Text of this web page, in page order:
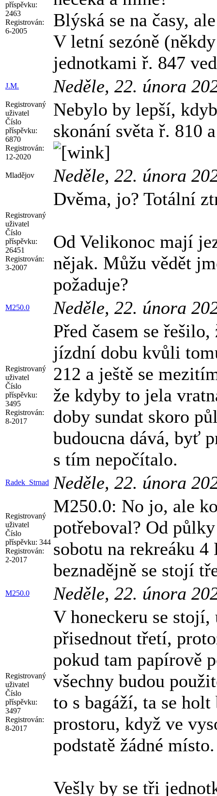
příspěvku:
2463
Registrován:
6-2005
Blýská se na časy,
V letní sezóně
jednotkami ř. 847
J.M. Neděle, 22. února
Registrovaný
uživatel
Číslo
příspěvku:
6870
Registrován:
12-2020
Nebylo by lepší,
skonání světa ř. 810
Mladějov Neděle, 22. února
Registrovaný
uživatel
Číslo
příspěvku:
26451
Registrován:
3-2007
Dvěma, jo? Totální
Od Velikonoc mají
nějak. Můžu vědět
požaduje?
M250.0 Neděle, 22. února
Registrovaný
uživatel
Číslo
příspěvku:
3495
Registrován:
8-2017
Před časem se
jízdní dobu kvůli
212 a ještě se
že kdyby to jela
doby sundat skoro
budoucna dává, byť
s tím nepočítalo.
Radek_Strnad Neděle, 22. února
Registrovaný
uživatel
Číslo
příspěvku: 344
Registrován:
2-2017
M250.0: No jo, ale
potřeboval? Od
sobotu na rekreáku
beznadějně se stojí
M250.0 Neděle, 22. února
Registrovaný
uživatel
Číslo
příspěvku:
3497
Registrován:
8-2017
V honeckeru se
přisednout třetí,
pokud tam papírově
všechny budou
to s bagáží, ta se
prostoru, když ve
podstatě žádné místo.
Vešly by se tři